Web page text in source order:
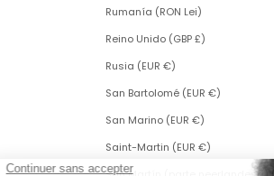
Rumanía (RON Lei)
Reino Unido (GBP £)
Rusia (EUR €)
San Bartolomé (EUR €)
San Marino (EUR €)
Saint-Martin (EUR €)